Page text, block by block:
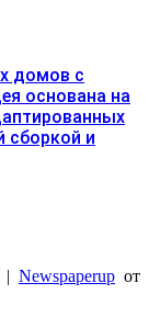
домов с
основана на
сборкой и
| Newspaperup от